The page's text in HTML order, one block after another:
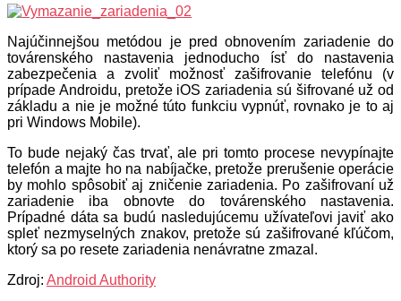
Najúčinnejšou metódou je pred obnovením zariadenie do
továrenského nastavenia jednoducho ísť do nastavenia
zabezpečenia a zvoliť možnosť zašifrovanie telefónu (v
prípade Androidu, pretože iOS zariadenia sú šifrované už od
základu a nie je možné túto funkciu vypnúť, rovnako je to aj
pri Windows Mobile).
To bude nejaký čas trvať, ale pri tomto procese nevypínajte
telefón a majte ho na nabíjačke, pretože prerušenie operácie
by mohlo spôsobiť aj zničenie zariadenia. Po zašifrovaní už
zariadenie iba obnovte do továrenského nastavenia.
Prípadné dáta sa budú nasledujúcemu užívateľovi javiť ako
spleť nezmyselných znakov, pretože sú zašifrované kľúčom,
ktorý sa po resete zariadenia nenávratne zmazal.
Zdroj: Android Authority